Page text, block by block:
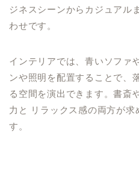
ジネスシーンからカジュアル
わせです。
インテリアでは、青いソファ
ンや照明を配置することで、
る空間を演出できます。書斎
力と リラックス感の両方が
す。